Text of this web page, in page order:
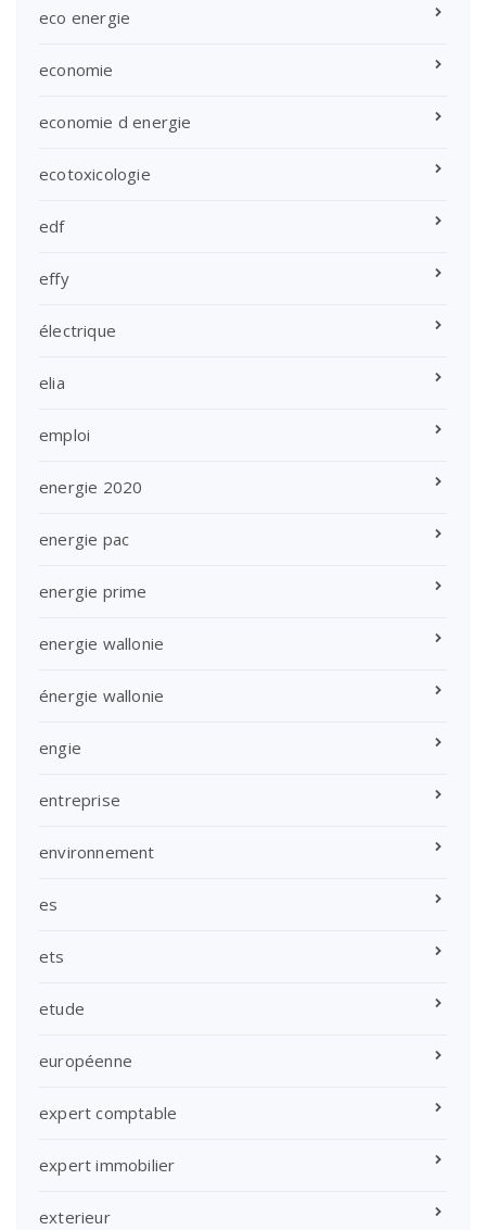
eco energie
economie
economie d energie
ecotoxicologie
edf
effy
électrique
elia
emploi
energie 2020
energie pac
energie prime
energie wallonie
énergie wallonie
engie
entreprise
environnement
es
ets
etude
européenne
expert comptable
expert immobilier
exterieur